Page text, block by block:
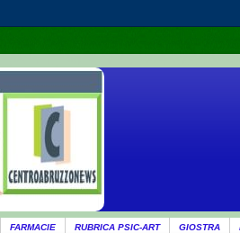
FARMACIE RUBRICA PSIC-ART GIOSTRA